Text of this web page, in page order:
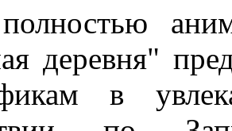
деревня"
в